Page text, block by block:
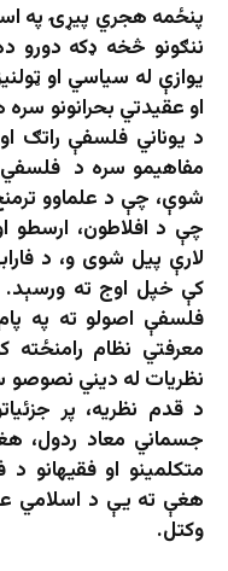
پنځمه هجري پیړۍ په
ننګونو څخه ډکه دورو
یوازې له سیاسي او
او عقیدتي بحرانونو
د یوناني فلسفې راتګ
مفاهیمو سره د فلسفي
شوې، چې د علماوو
چې د افلاطون، ارسطو
لارې پیل شوی و، د
کې خپل اوج ته ورسېد.
فلسفې اصولو ته په
معرفتي نظام
نظریات له دیني نصوصو
د قدم نظریه، پر
جسماني معاد ردول،
متکلمینو او فقیهانو
هغې ته یې د اسلامي
وکتل.